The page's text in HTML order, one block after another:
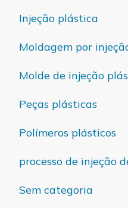
Injeção plástica
Moldagem por
Molde de injeção
Peças plásticas
Polímeros plásticos
processo de injeção
Sem categoria